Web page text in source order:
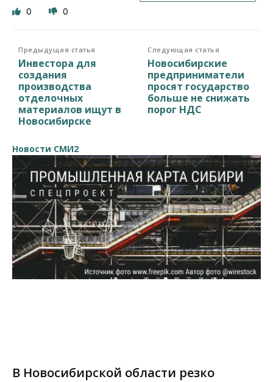
0 0
Предыдущая статья
Инвестора для
создания
производства
отделочных
материалов ищут в
Новосибирске
Следующая статья
Новосибирские
предприниматели
просят государство
больше не снижать
порог НДС
Новости СМИ2
В Новосибирской области резко